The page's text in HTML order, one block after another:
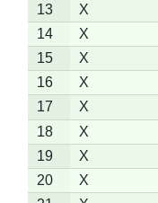
13
X
14
X
15
X
16
X
17
X
18
X
19
X
20
X